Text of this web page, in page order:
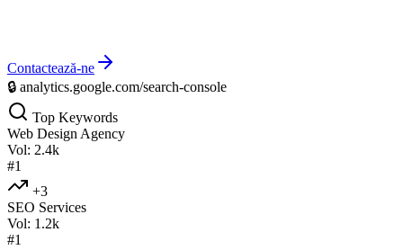
Contactează-ne
🔒 analytics.google.com/search-console
Top Keywords
Web Design Agency
Vol: 2.4k
#1
+3
SEO Services
Vol: 1.2k
#1